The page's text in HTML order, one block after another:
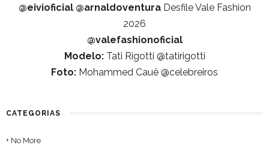
@eivioficial @arnaldoventuraDesfile Vale Fashion
2026
@valefashionoficial
Modelo:Tati Rigotti @tatirigotti
Foto: Mohammed Cauê @celebreiros
CATEGORIAS
+ No More